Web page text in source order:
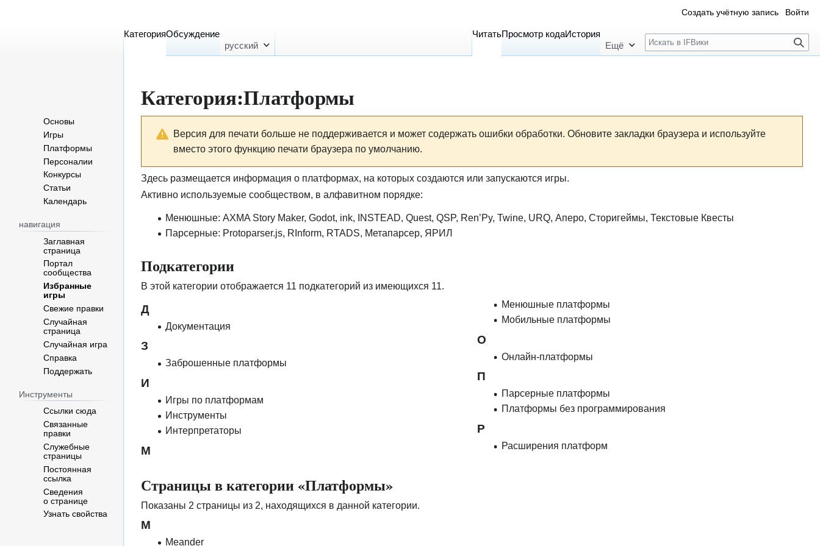
Категория:Платформы
навигации
Версия для печати больше не поддерживается и может содержать ошибки обработки. Обновите закладки браузера и используйте
вместо этого функцию печати браузера по умолчанию.
Здесь размещается информация о платформах, на которых создаются или запускаются игры.
Активно используемые сообществом, в алфавитном порядке:
Менюшные: AXMA Story Maker, Godot, ink, INSTEAD, Quest, QSP, Ren’Py, Twine, URQ, Аперо, Сторигеймы, Текстовые Квесты
Парсерные: Protoparser.js, RInform, RTADS, Метапарсер, ЯРИЛ
Подкатегории
В этой категории отображается 11 подкатегорий из имеющихся 11.
Д
Документация
З
Заброшенные платформы
И
Игры по платформам
Инструменты
Интерпретаторы
М
Менюшные платформы
Мобильные платформы
О
Онлайн-платформы
П
Парсерные платформы
Платформы без программирования
Р
Расширения платформ
Страницы в категории «Платформы»
Показаны 2 страницы из 2, находящихся в данной категории.
M
Meander
Создать учётную запись Войти
КатегорияОбсуждение
русский
ЧитатьПросмотр кодаИстория
Ещё
Поиск
Основы
Игры
Платформы
Персоналии
Конкурсы
Статьи
Календарь
навигация
Заглавная
страница
Портал
сообщества
Избранные
игры
Свежие правки
Случайная
страница
Случайная игра
Справка
Поддержать
Инструменты
Ссылки сюда
Связанные
правки
Служебные
страницы
Постоянная
ссылка
Сведения
о странице
Узнать свойства